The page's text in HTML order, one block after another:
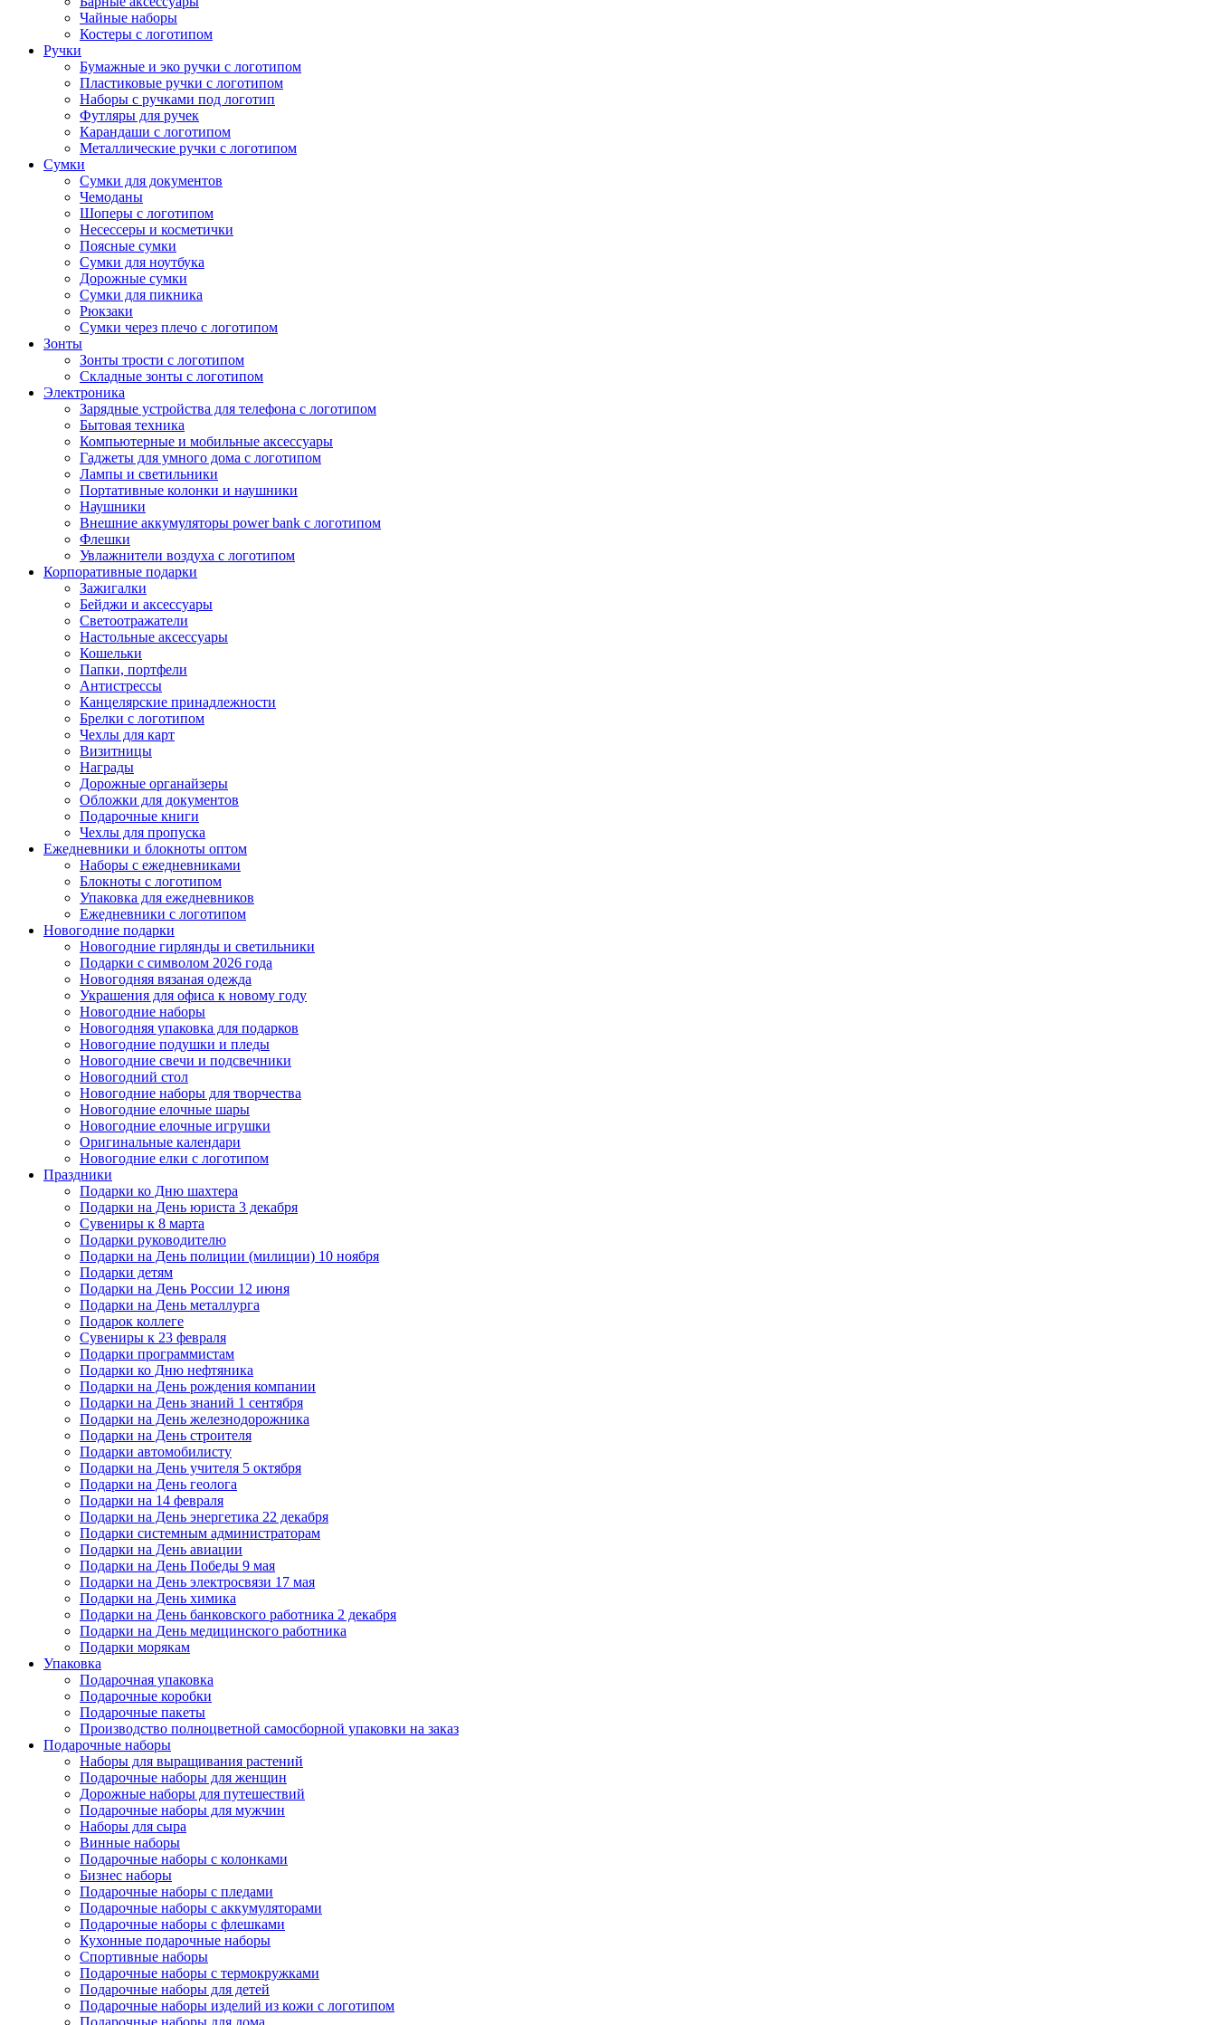
Чайные наборы
Костеры с логотипом
Ручки
Бумажные и эко ручки с логотипом
Пластиковые ручки с логотипом
Наборы с ручками под логотип
Футляры для ручек
Карандаши с логотипом
Металлические ручки с логотипом
Сумки
Сумки для документов
Чемоданы
Шоперы с логотипом
Несессеры и косметички
Поясные сумки
Сумки для ноутбука
Дорожные сумки
Сумки для пикника
Рюкзаки
Сумки через плечо с логотипом
Зонты
Зонты трости с логотипом
Складные зонты с логотипом
Электроника
Зарядные устройства для телефона с логотипом
Бытовая техника
Компьютерные и мобильные аксессуары
Гаджеты для умного дома с логотипом
Лампы и светильники
Портативные колонки и наушники
Наушники
Внешние аккумуляторы power bank с логотипом
Флешки
Увлажнители воздуха с логотипом
Корпоративные подарки
Зажигалки
Бейджи и аксессуары
Светоотражатели
Настольные аксессуары
Кошельки
Папки, портфели
Антистрессы
Канцелярские принадлежности
Брелки с логотипом
Чехлы для карт
Визитницы
Награды
Дорожные органайзеры
Обложки для документов
Подарочные книги
Чехлы для пропуска
Ежедневники и блокноты оптом
Наборы с ежедневниками
Блокноты с логотипом
Упаковка для ежедневников
Ежедневники с логотипом
Новогодние подарки
Новогодние гирлянды и светильники
Подарки с символом 2026 года
Новогодняя вязаная одежда
Украшения для офиса к новому году
Новогодние наборы
Новогодняя упаковка для подарков
Новогодние подушки и пледы
Новогодние свечи и подсвечники
Новогодний стол
Новогодние наборы для творчества
Новогодние елочные шары
Новогодние елочные игрушки
Оригинальные календари
Новогодние елки с логотипом
Праздники
Подарки ко Дню шахтера
Подарки на День юриста 3 декабря
Сувениры к 8 марта
Подарки руководителю
Подарки на День полиции (милиции) 10 ноября
Подарки детям
Подарки на День России 12 июня
Подарки на День металлурга
Подарок коллеге
Сувениры к 23 февраля
Подарки программистам
Подарки ко Дню нефтяника
Подарки на День рождения компании
Подарки на День знаний 1 сентября
Подарки на День железнодорожника
Подарки на День строителя
Подарки автомобилисту
Подарки на День учителя 5 октября
Подарки на День геолога
Подарки на 14 февраля
Подарки на День энергетика 22 декабря
Подарки системным администраторам
Подарки на День авиации
Подарки на День Победы 9 мая
Подарки на День электросвязи 17 мая
Подарки на День химика
Подарки на День банковского работника 2 декабря
Подарки на День медицинского работника
Подарки морякам
Упаковка
Подарочная упаковка
Подарочные коробки
Подарочные пакеты
Производство полноцветной самосборной упаковки на заказ
Подарочные наборы
Наборы для выращивания растений
Подарочные наборы для женщин
Дорожные наборы для путешествий
Подарочные наборы для мужчин
Наборы для сыра
Винные наборы
Подарочные наборы с колонками
Бизнес наборы
Подарочные наборы с пледами
Подарочные наборы с аккумуляторами
Подарочные наборы с флешками
Кухонные подарочные наборы
Спортивные наборы
Подарочные наборы с термокружками
Подарочные наборы для детей
Подарочные наборы изделий из кожи с логотипом
Подарочные наборы для дома